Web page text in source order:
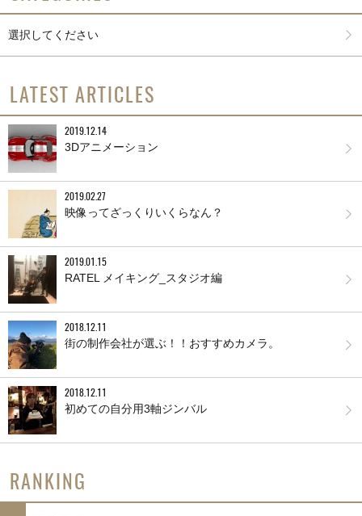
選択してください
LATEST ARTICLES
2019.12.14
3Dアニメーション
2019.02.27
映像ってざっくりいくらなん？
2019.01.15
RATEL メイキング_スタジオ編
2018.12.11
街の制作会社が選ぶ！！おすすめカメラ。
2018.12.11
初めての自分用3軸ジンバル
RANKING